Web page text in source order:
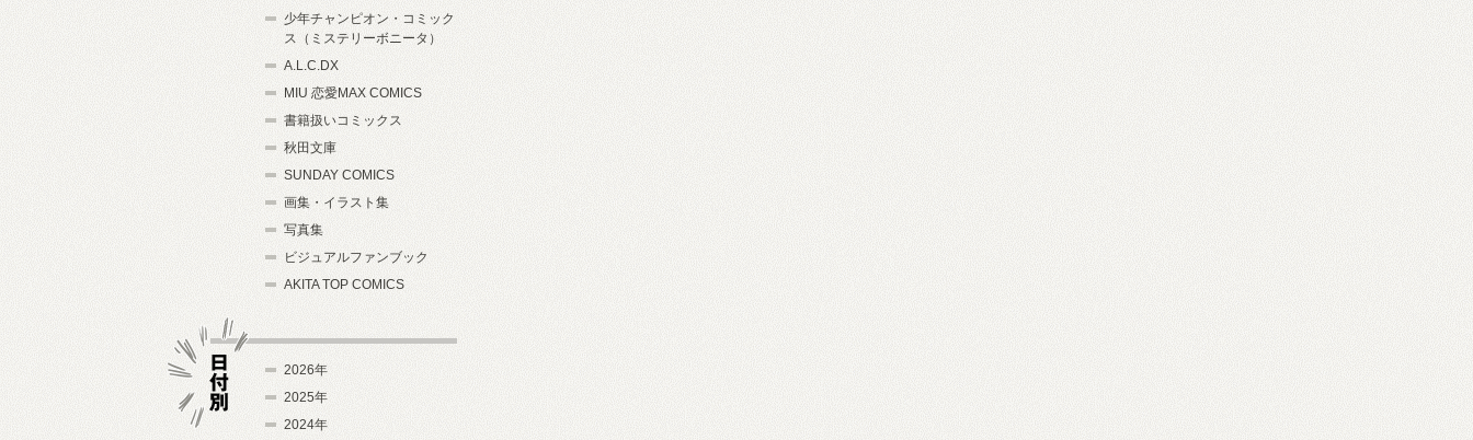
少年チャンピオン・コミック
ス（ミステリーボニータ）
A.L.C.DX
MIU 恋愛MAX COMICS
書籍扱いコミックス
秋田文庫
SUNDAY COMICS
画集・イラスト集
写真集
ビジュアルファンブック
AKITA TOP COMICS
2026年
2025年
2024年